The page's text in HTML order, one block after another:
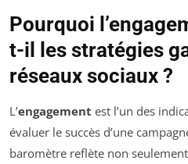
Pourquoi
t-il les stratégies
réseaux sociaux ?
L’engagement est l’un des
évaluer le succès d’une
baromètre reflète non